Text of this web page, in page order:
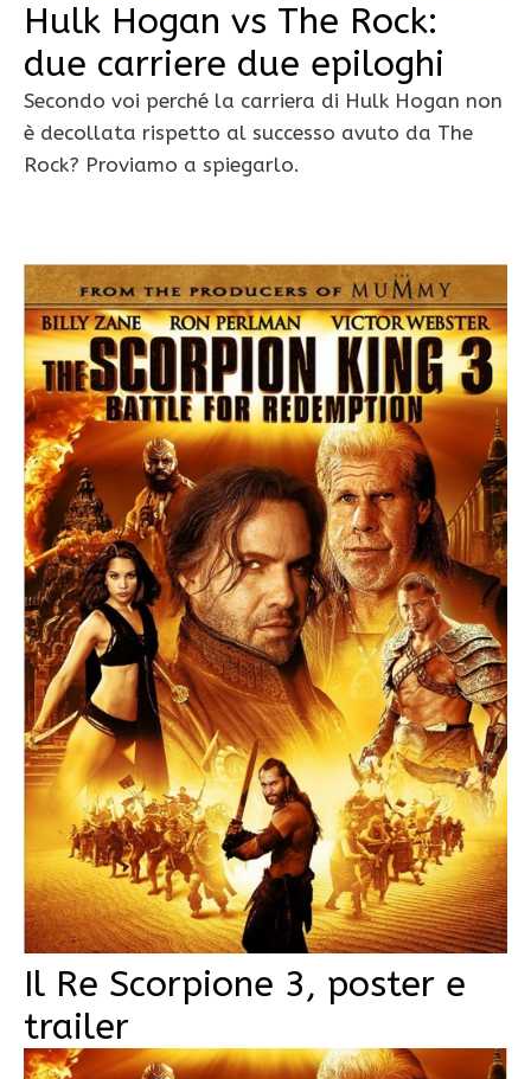
Hulk Hogan vs The Rock:
due carriere due epiloghi
Secondo voi perché la carriera di Hulk Hogan non
è decollata rispetto al successo avuto da The
Rock? Proviamo a spiegarlo.
Il Re Scorpione 3, poster e
trailer